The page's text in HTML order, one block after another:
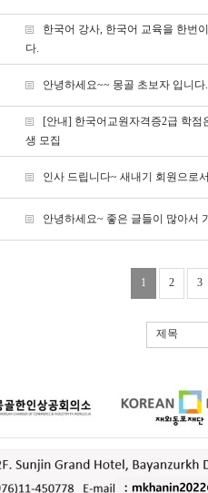
한국어 강사, 한국어 교육을 한번
다.
안녕하세요~~ 몽골 초보자 입니다.
[안내] 한국어교원자격증2급 학점
생 모집
인사 드립니다~ 새내기 회원으로
안녕하세요~ 좋은 글들이 많아서
1 2 3
제목